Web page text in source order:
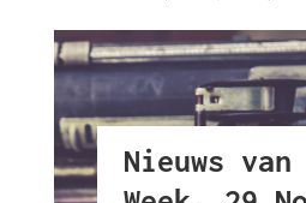
Nieuws van